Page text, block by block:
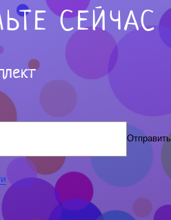
СЕЙЧАС
Отправить